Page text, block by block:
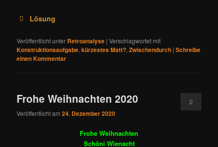
Lösung
kein
Veröffentlicht unter Retroanalyse |Verschlagwortet mit
Konstruktionsaufgabe,kürzestes Matt?,Zwischendurch |Schreibe
einen Kommentar
Frohe Weihnachten 2020
Veröffentlicht am24. Dezember 2020
2
Frohe Weihnachten
Schöni Wienacht